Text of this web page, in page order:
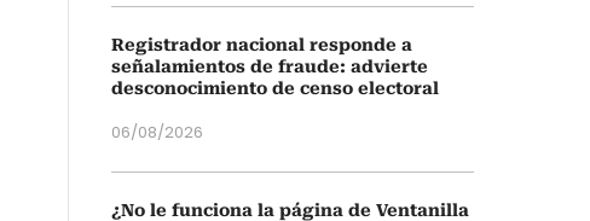
Registrador nacional responde a
señalamientos de fraude: advierte
desconocimiento de censo electoral
06/08/2026
¿No le funciona la página de Ventanilla